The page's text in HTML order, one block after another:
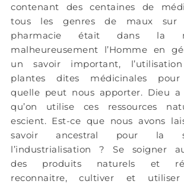
contenant des centaines de
tous les genres de maux sur
pharmacie était dans la
malheureusement l’Homme en
un savoir important,
plantes dites médicinales
quelle peut nous apporter. Dieu a
qu’on utilise ces ressources
escient. Est-ce que nous avons
savoir ancestral pour la
l’industrialisation ? Se soigner
des produits naturels et
reconnaitre, cultiver et